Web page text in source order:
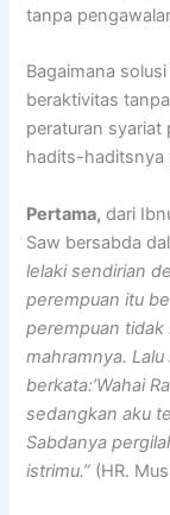
tanpa
Bagaimana
beraktivitas
peraturan syariat
hadits-haditsnya
Pertama, dari
Saw bersabda
lelaki sendirian
perempuan itu
perempuan tidak
mahramnya.
berkata:’Wahai
sedangkan aku
Sabdanya
istrimu.” (HR.